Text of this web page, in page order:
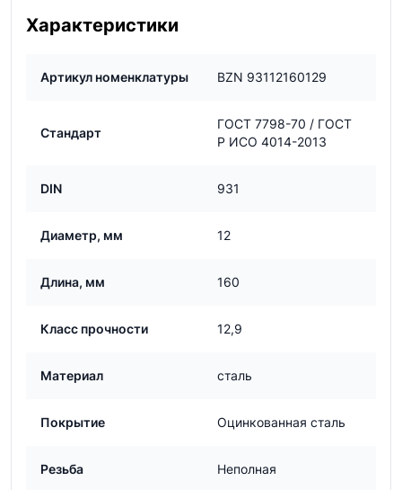
Характеристики
Артикул номенклатуры BZN 93112160129
Стандарт
ГОСТ 7798-70 / ГОСТ
Р ИСО 4014-2013
DIN 931
Диаметр, мм 12
Длина, мм 160
Класс прочности 12,9
Материал сталь
Покрытие Оцинкованная сталь
Резьба Неполная